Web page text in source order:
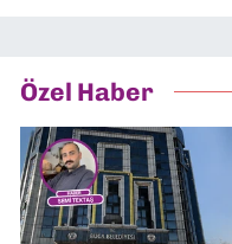
Özel Haber